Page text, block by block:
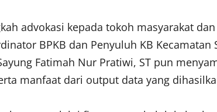
advokasi kepada tokoh masyarakat
BPKB dan Penyuluh KB
Fatimah Nur Pratiwi, ST pun
manfaat dari output data yang